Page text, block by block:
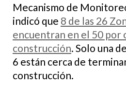
Mecanismo de
indicó que 8 de las 26
encuentran en el 50 por
construcción. Solo una
6 están cerca de
construcción.